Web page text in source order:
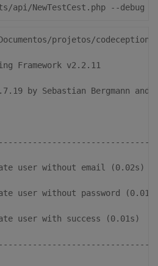
api/NewTestCest.php --debug
projetos/
Framework v2.2.11
by Sebastian Bergmann
user without email (0.02s)
user without password
user with success (0.01s)